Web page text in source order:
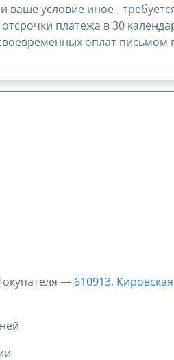
условие иное -
платежа в 30
оплат
— 610913,